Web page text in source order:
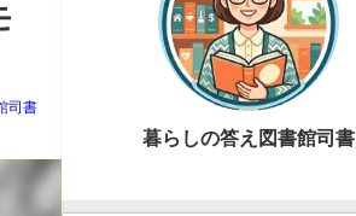
司書
暮らしの答え図書館司書